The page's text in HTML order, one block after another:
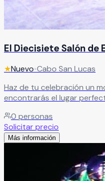
El Diecisiete Salón de
★Nuevo•Cabo San Lucas
Haz de tu celebración un momento inolvidable en El Diecisiete. Un espacio
encontrarás el lugar perfecto para disfrutar tu festejo como lo
0 personas
Solicitar precio
Más información